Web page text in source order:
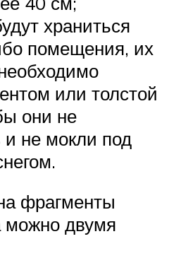
храниться
помещения, их
или толстой
они не
и не мокли под
фрагменты
можно двумя